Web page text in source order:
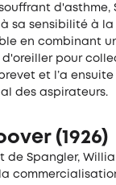
d'asthme,
sensibilité à la
en combinant
pour
et l’a
des aspirateurs.
(1926)
Spangler,